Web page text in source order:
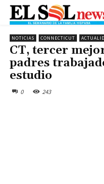
NOTICIAS CONNECTICUT
CT, tercer
padres
estudio
0 243